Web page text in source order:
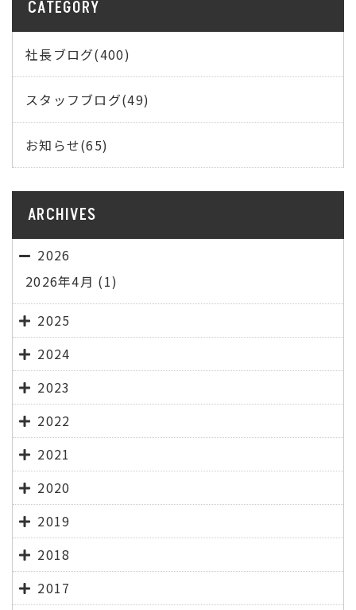
CATEGORY
社長ブログ(400)
スタッフブログ(49)
お知らせ(65)
ARCHIVES
2026
2026年4月 (1)
2025
2024
2023
2022
2021
2020
2019
2018
2017